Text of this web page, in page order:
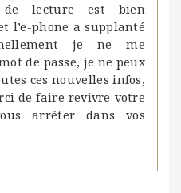
de lecture est bien
l’e-phone a supplanté
je ne me
de passe, je ne peux
ces nouvelles infos,
de faire revivre votre
arrêter dans vos